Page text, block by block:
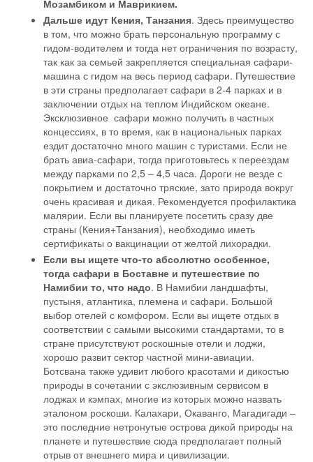
Мозамбиком и Маврикием.
Дальше идут Кения, Танзания. Здесь преимущество
в том, что можно брать персональную программу с
гидом-водителем и тогда нет ограничения по возрасту,
так как за семьей закрепляется специальная сафари-
машина с гидом на весь период сафари. Путешествие
в эти страны предполагает сафари в 2-4 парках и в
заключении отдых на теплом Индийском океане.
Эксклюзивное сафари можно получить в частных
концессиях, в то время, как в национальных парках
ездит достаточно много машин с туристами. Если не
брать авиа-сафари, тогда приготовьтесь к переездам
между парками по 2,5 – 4,5 часа. Дороги не везде с
покрытием и достаточно тряские, зато природа вокруг
очень красивая и дикая. Рекомендуется профилактика
малярии. Если вы планируете посетить сразу две
страны (Кения+Танзания), необходимо иметь
сертификаты о вакцинации от желтой лихорадки.
Если вы ищете что-то абсолютно особенное,
тогда сафари в Боставне и путешествие по
Намибии то, что надо. В Намибии ландшафты,
пустыня, атлантика, племена и сафари. Большой
выбор отелей с комфором. Если вы ищете отдых в
соответствии с самыми высокими стандартами, то в
стране присутствуют роскошные отели и лоджи,
хорошо развит сектор частной мини-авиации.
Ботсвана также удивит любого красотами и дикостью
природы в сочетании с экслюзивным сервисом в
лоджах и кэмпах, многие из которых можно назвать
эталоном роскоши. Калахари, Окаванго, Магадигади –
это последние нетронутые острова дикой природы на
планете и путешествие сюда предполагает полный
отрыв от внешнего мира и цивилизации.